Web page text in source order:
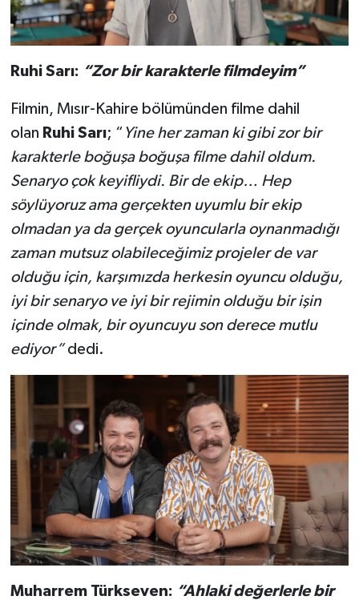
Ruhi Sarı: “Zor bir karakterle filmdeyim”
Filmin, Mısır-Kahire bölümünden filme dahil
olan Ruhi Sarı; “ Yine her zaman ki gibi zor bir
karakterle boğuşa boğuşa filme dahil oldum.
Senaryo çok keyifliydi. Bir de ekip… Hep
söylüyoruz ama gerçekten uyumlu bir ekip
olmadan ya da gerçek oyuncularla oynanmadığı
zaman mutsuz olabileceğimiz projeler de var
olduğu için, karşımızda herkesin oyuncu olduğu,
iyi bir senaryo ve iyi bir rejimin olduğu bir işin
içinde olmak, bir oyuncuyu son derece mutlu
ediyor”dedi.
Muharrem Türkseven: “Ahlaki değerlerle bir